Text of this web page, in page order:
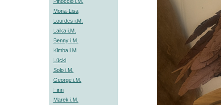
Mona-Lisa
Lourdes i.M.
Laika i.M.
Benny i.M.
Kimba i.M.
Lücki
Solo i.M.
George i.M.
Finn
Marek i.M.